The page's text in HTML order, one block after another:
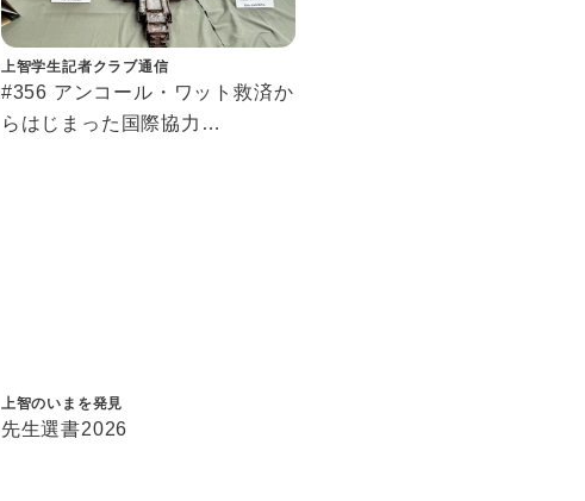
上智学生記者クラブ通信
#356 アンコール・ワット救済か
らはじまった国際協力
上智のいまを発見
先生選書2026